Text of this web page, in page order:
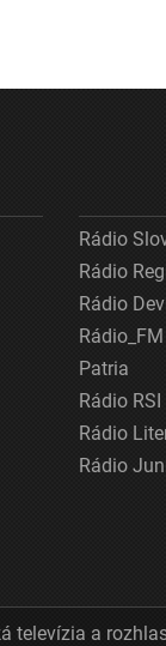
Rádio
Rádio
Rádio
Rádio_FM
Patria
Rádio RSI
Rádio
Rádio
televízia a